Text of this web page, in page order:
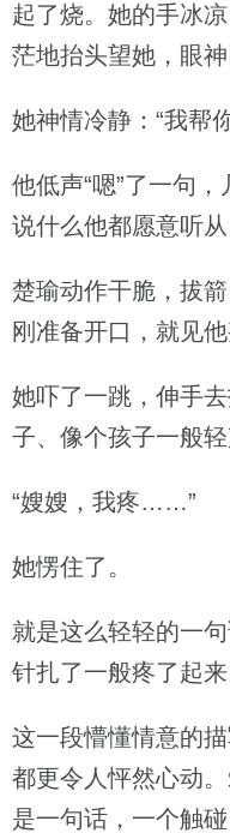
起了烧。她的手冰
茫地抬头望她，眼神
她神情冷静：“我帮
他低声“嗯”了一句
说什么他都愿意听从
楚瑜动作干脆，拔
刚准备开口，就见
她吓了一跳，伸手
子、像个孩子一般轻
“嫂嫂，我疼……”
她愣住了。
就是这么轻轻的一
针扎了一般疼了起来
这一段懵懂情意的
都更令人怦然心动
是一句话，一个触